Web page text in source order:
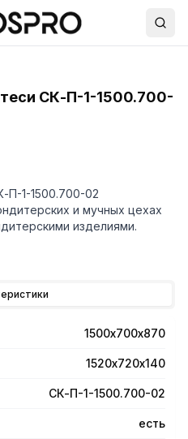
СК-П-1-1500.700-
П-1-1500.700-02
и мучных цехах
изделиями.
каркаса имеют
эксплуатации и
обеспечивает
свойства.
стороны сварным
и исключает ее
из нержавеющей стали.
1500х700х870
1520х720х140
СК-П-1-1500.700-02
есть